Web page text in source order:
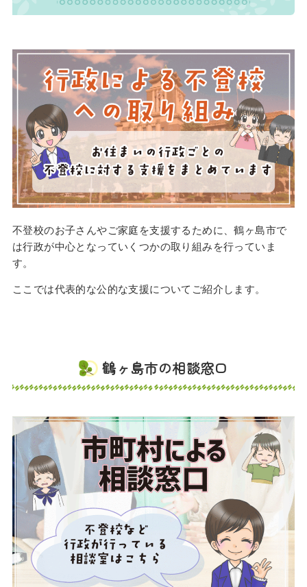
不登校のお子さんやご家庭を支援するために、鶴ヶ島市で
は行政が中心となっていくつかの取り組みを行っていま
す。
ここでは代表的な公的な支援についてご紹介します。
鶴ヶ島市の相談窓口